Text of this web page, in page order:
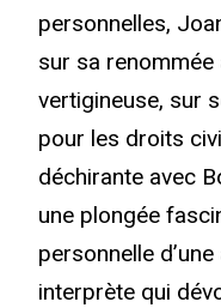
personnelles,
sur sa
vertigineuse, sur
pour les droits
déchirante avec
une plongée
personnelle
interprète qui